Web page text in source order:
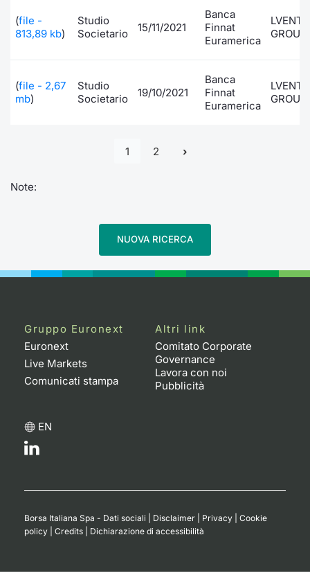
(file -
813,89 kb)
Studio
Societario
15/11/2021
Banca
Finnat
Euramerica
GROUP
(file - 2,67
mb)
Studio
Societario
19/10/2021
Banca
Finnat
Euramerica
GROUP
1 2
Note:
NUOVA RICERCA
Gruppo Euronext
Euronext
Live Markets
Comunicati stampa
Altri link
Comitato Corporate
Governance
Lavora con noi
Pubblicità
EN
Borsa Italiana Spa - Dati sociali Disclaimer Privacy
Cookie
policy
Credits Dichiarazione di accessibilità